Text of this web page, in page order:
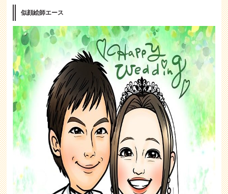
似顔絵師エース